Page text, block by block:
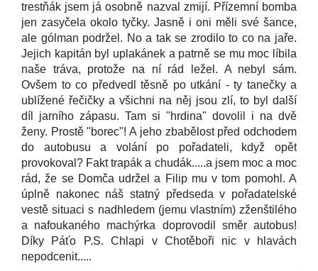
trestňák jsem já osobně nazval zmijí. Přízemní bomba
jen zasyčela okolo tyčky. Jasně i oni měli své šance,
ale gólman podržel. No a tak se zrodilo to co na jaře.
Jejich kapitán byl uplakánek a patrně se mu moc líbila
naše tráva, protože na ní rád ležel. A nebyl sám.
Ovšem to co předvedl těsně po utkání - ty tanečky a
ublížené řečičky a všichni na něj jsou zlí, to byl další
díl jarního zápasu. Tam si "hrdina" dovolil i na dvě
ženy. Prostě "borec"! A jeho zbabělost před odchodem
do autobusu a volání po pořadateli, když opět
provokoval? Fakt trapák a chudák.....a jsem moc a moc
rád, že se Domča udržel a Filip mu v tom pomohl. A
úplně nakonec náš statný předseda v pořadatelské
vestě situaci s nadhledem (jemu vlastním) zženštilého
a nafoukaného machýrka doprovodil směr autobus!
Díky Páťo P.S. Chlapi v Chotěboři nic v hlavách
nepodcenit.....